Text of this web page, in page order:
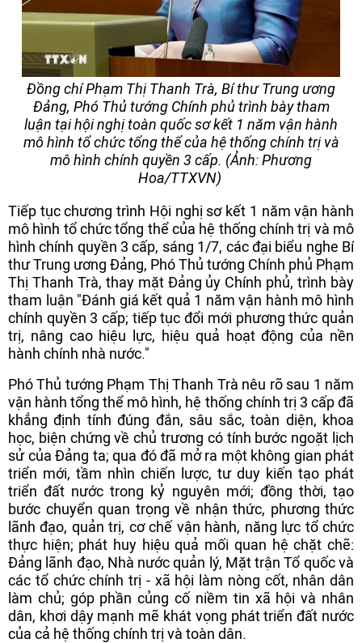
Đồng chí Phạm Thị Thanh Trà, Bí thư Trung ương
Đảng, Phó Thủ tướng Chính phủ trình bày tham
luận tại hội nghị toàn quốc sơ kết 1 năm vận hành
mô hình tổ chức tổng thể của hệ thống chính trị và
mô hình chính quyền 3 cấp. (Ảnh: Phương
Hoa/TTXVN)
Tiếp tục chương trình Hội nghị sơ kết 1 năm vận hành
mô hình tổ chức tổng thể của hệ thống chính trị và mô
hình chính quyền 3 cấp, sáng 1/7, các đại biểu nghe Bí
thư Trung ương Đảng, Phó Thủ tướng Chính phủ Phạm
Thị Thanh Trà, thay mặt Đảng ủy Chính phủ, trình bày
tham luận "Đánh giá kết quả 1 năm vận hành mô hình
chính quyền 3 cấp; tiếp tục đổi mới phương thức quản
trị, nâng cao hiệu lực, hiệu quả hoạt động của nền
hành chính nhà nước."
Phó Thủ tướng Phạm Thị Thanh Trà nêu rõ sau 1 năm
vận hành tổng thể mô hình, hệ thống chính trị 3 cấp đã
khẳng định tính đúng đắn, sâu sắc, toàn diện, khoa
học, biện chứng về chủ trương có tính bước ngoặt lịch
sử của Đảng ta; qua đó đã mở ra một không gian phát
triển mới, tầm nhìn chiến lược, tư duy kiến tạo phát
triển đất nước trong kỷ nguyên mới; đồng thời, tạo
bước chuyển quan trọng về nhận thức, phương thức
lãnh đạo, quản trị, cơ chế vận hành, năng lực tổ chức
thực hiện; phát huy hiệu quả mối quan hệ chặt chẽ:
Đảng lãnh đạo, Nhà nước quản lý, Mặt trận Tổ quốc và
các tổ chức chính trị - xã hội làm nòng cốt, nhân dân
làm chủ; góp phần củng cố niềm tin xã hội và nhân
dân, khơi dậy mạnh mẽ khát vọng phát triển đất nước
của cả hệ thống chính trị và toàn dân.